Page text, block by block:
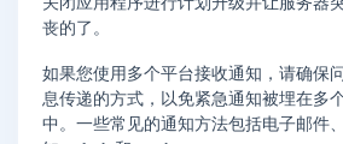
丧的了。
如果您使用多个平台接收通知，请确保
息传递的方式，以免紧急通知被埋在多
中。一些常见的通知方法包括电子邮件